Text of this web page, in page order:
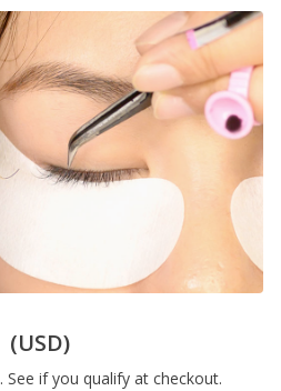
(USD)
. See if you qualify at checkout.